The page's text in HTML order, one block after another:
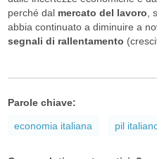
perché dal mercato del lavoro ,
abbia continuato a diminuire a
segnali di rallentamento
Parole chiave:
economia italiana pil